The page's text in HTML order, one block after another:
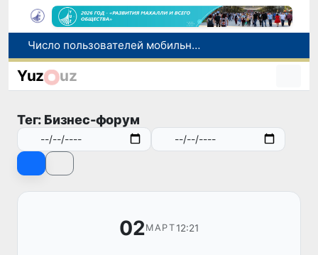
Число пользователей мобильного интернета в Узбекистане за 10 лет выросло в 4,3 раза
При содействии Генконсульства Узбекистана соотечественница, перенесшая инсульт в Алматы, вернулась на родину
Узбекистан впервые в своей истории примет престижную Международную олимпиаду по информатике IOI 2026
Yuz uz
Тег: Бизнес-форум
02МАРТ12:21